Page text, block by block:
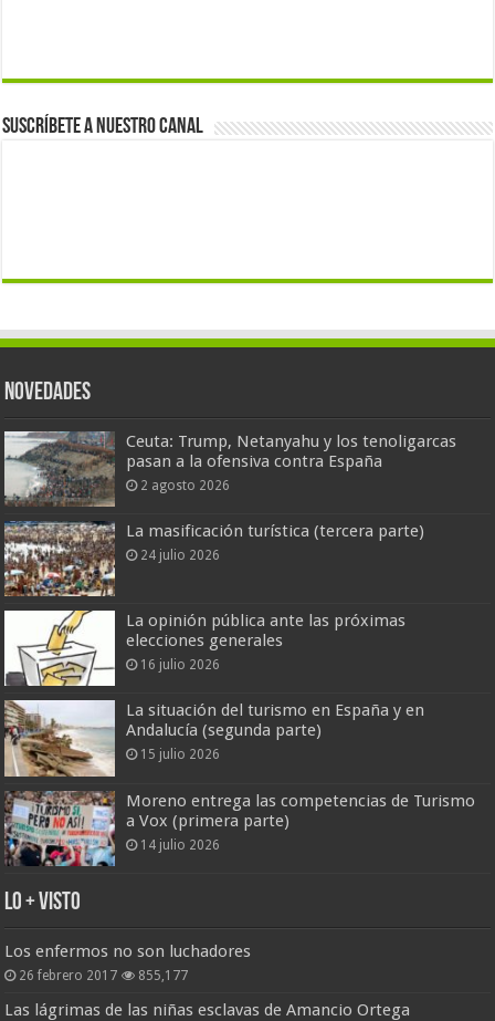
Suscríbete a nuestro canal
Novedades
Ceuta: Trump, Netanyahu y los tenoligarcas
pasan a la ofensiva contra España
2 agosto 2026
La masificación turística (tercera parte)
24 julio 2026
La opinión pública ante las próximas
elecciones generales
16 julio 2026
La situación del turismo en España y en
Andalucía (segunda parte)
15 julio 2026
Moreno entrega las competencias de Turismo
a Vox (primera parte)
14 julio 2026
Lo + Visto
Los enfermos no son luchadores
26 febrero 2017 855,177
Las lágrimas de las niñas esclavas de Amancio Ortega